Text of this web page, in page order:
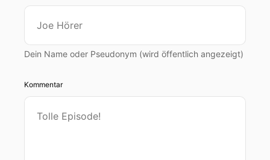
Dein Name oder Pseudonym (wird öffentlich angezeigt)
Kommentar